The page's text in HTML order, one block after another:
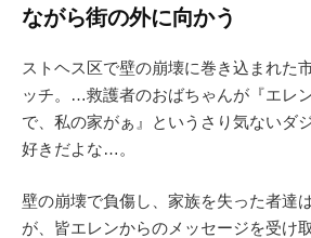
ながら街の外に向かう
ストヘス区で壁の崩壊に巻き込まれた
ッチ。…救護者のおばちゃんが『エレ
で、私の家がぁ』というさり気ないダ
好きだよな…。
壁の崩壊で負傷し、家族を失った者達
が、皆エレンからのメッセージを受け